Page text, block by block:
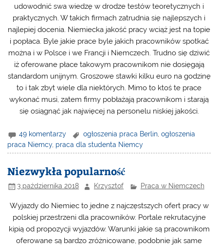
udowodnić swa wiedzę w drodze testów teoretycznych i
praktycznych. W takich firmach zatrudnia się najlepszych i
najlepiej docenia. Niemiecka jakość pracy wciąż jest na topie
i popłaca. Byle jakie prace byle jakich pracowników spotkać
można i w Polsce i we Francji i Niemczech. Trudno się dziwić
iż oferowane płace takowym pracownikom nie dosięgają
standardom unijnym. Groszowe stawki kilku euro na godzinę
to i tak zbyt wiele dla niektórych. Mimo to ktoś te prace
wykonać musi, zatem firmy pobłażają pracownikom i starają
się osiągnąć jak najwięcej na personelu niskiej jakości.
49 komentarzy ogłoszenia praca Berlin,ogłoszenia
praca Niemcy, praca dla studenta Niemcy
Niezwykła popularność
3 października 2018 Krzysztof Praca w Niemczech
Wyjazdy do Niemiec to jedne z najczęstszych ofert pracy w
polskiej przestrzeni dla pracowników. Portale rekrutacyjne
kipią od propozycji wyjazdów. Warunki jakie są pracownikom
oferowane są bardzo zróżnicowane, podobnie jak same